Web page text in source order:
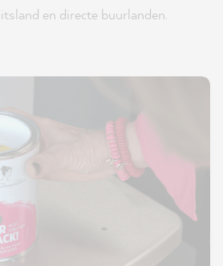
en directe buurlanden.